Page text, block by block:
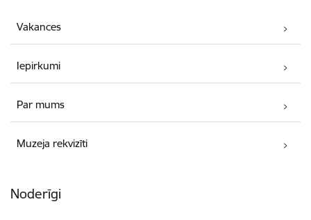
Vakances
Iepirkumi
Par mums
Muzeja rekvizīti
Noderīgi